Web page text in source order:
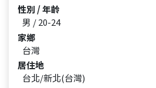
性別 / 年齡
男 / 20-24
家鄉
台灣
居住地
台北/新北(台灣)